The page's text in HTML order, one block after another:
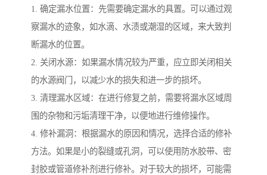
1. 确定漏水位置：先需要确定漏水的具置。可以通过观
察漏水的迹象，如水滴、水渍或潮湿的区域，来大致判
断漏水的位置。
2. 关闭水源：如果漏水情况较为严重，应立即关闭相关
的水源阀门，以减少水的损失和进一步的损坏。
3. 清理漏水区域：在进行修复之前，需要将漏水区域周
围的杂物和污垢清理干净，以便地进行维修操作。
4. 修补漏洞：根据漏水的原因和情况，选择合适的修补
方法。如果是小的裂缝或孔洞，可以使用防水胶带、密
封胶或管道修补剂进行修补。对于较大的损坏，可能需